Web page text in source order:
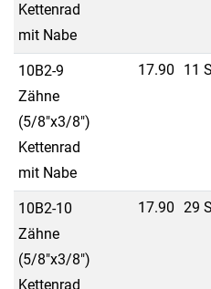
Kettenrad
mit Nabe
10B2-9
Zähne
(5/8"x3/8")
Kettenrad
mit Nabe
17.90 11
10B2-10
Zähne
(5/8"x3/8")
Kettenrad
17.90 29